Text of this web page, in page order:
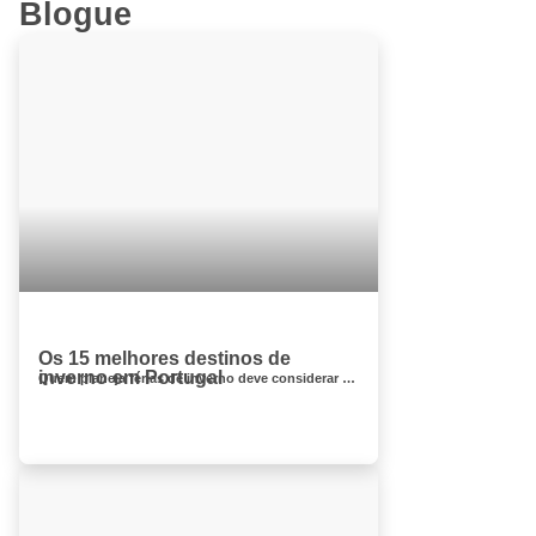
Blogue
Os 15 melhores destinos de
inverno em Portugal
Quem planeja férias de inverno deve considerar Portugal . Não só o país tem uma reputação mer...